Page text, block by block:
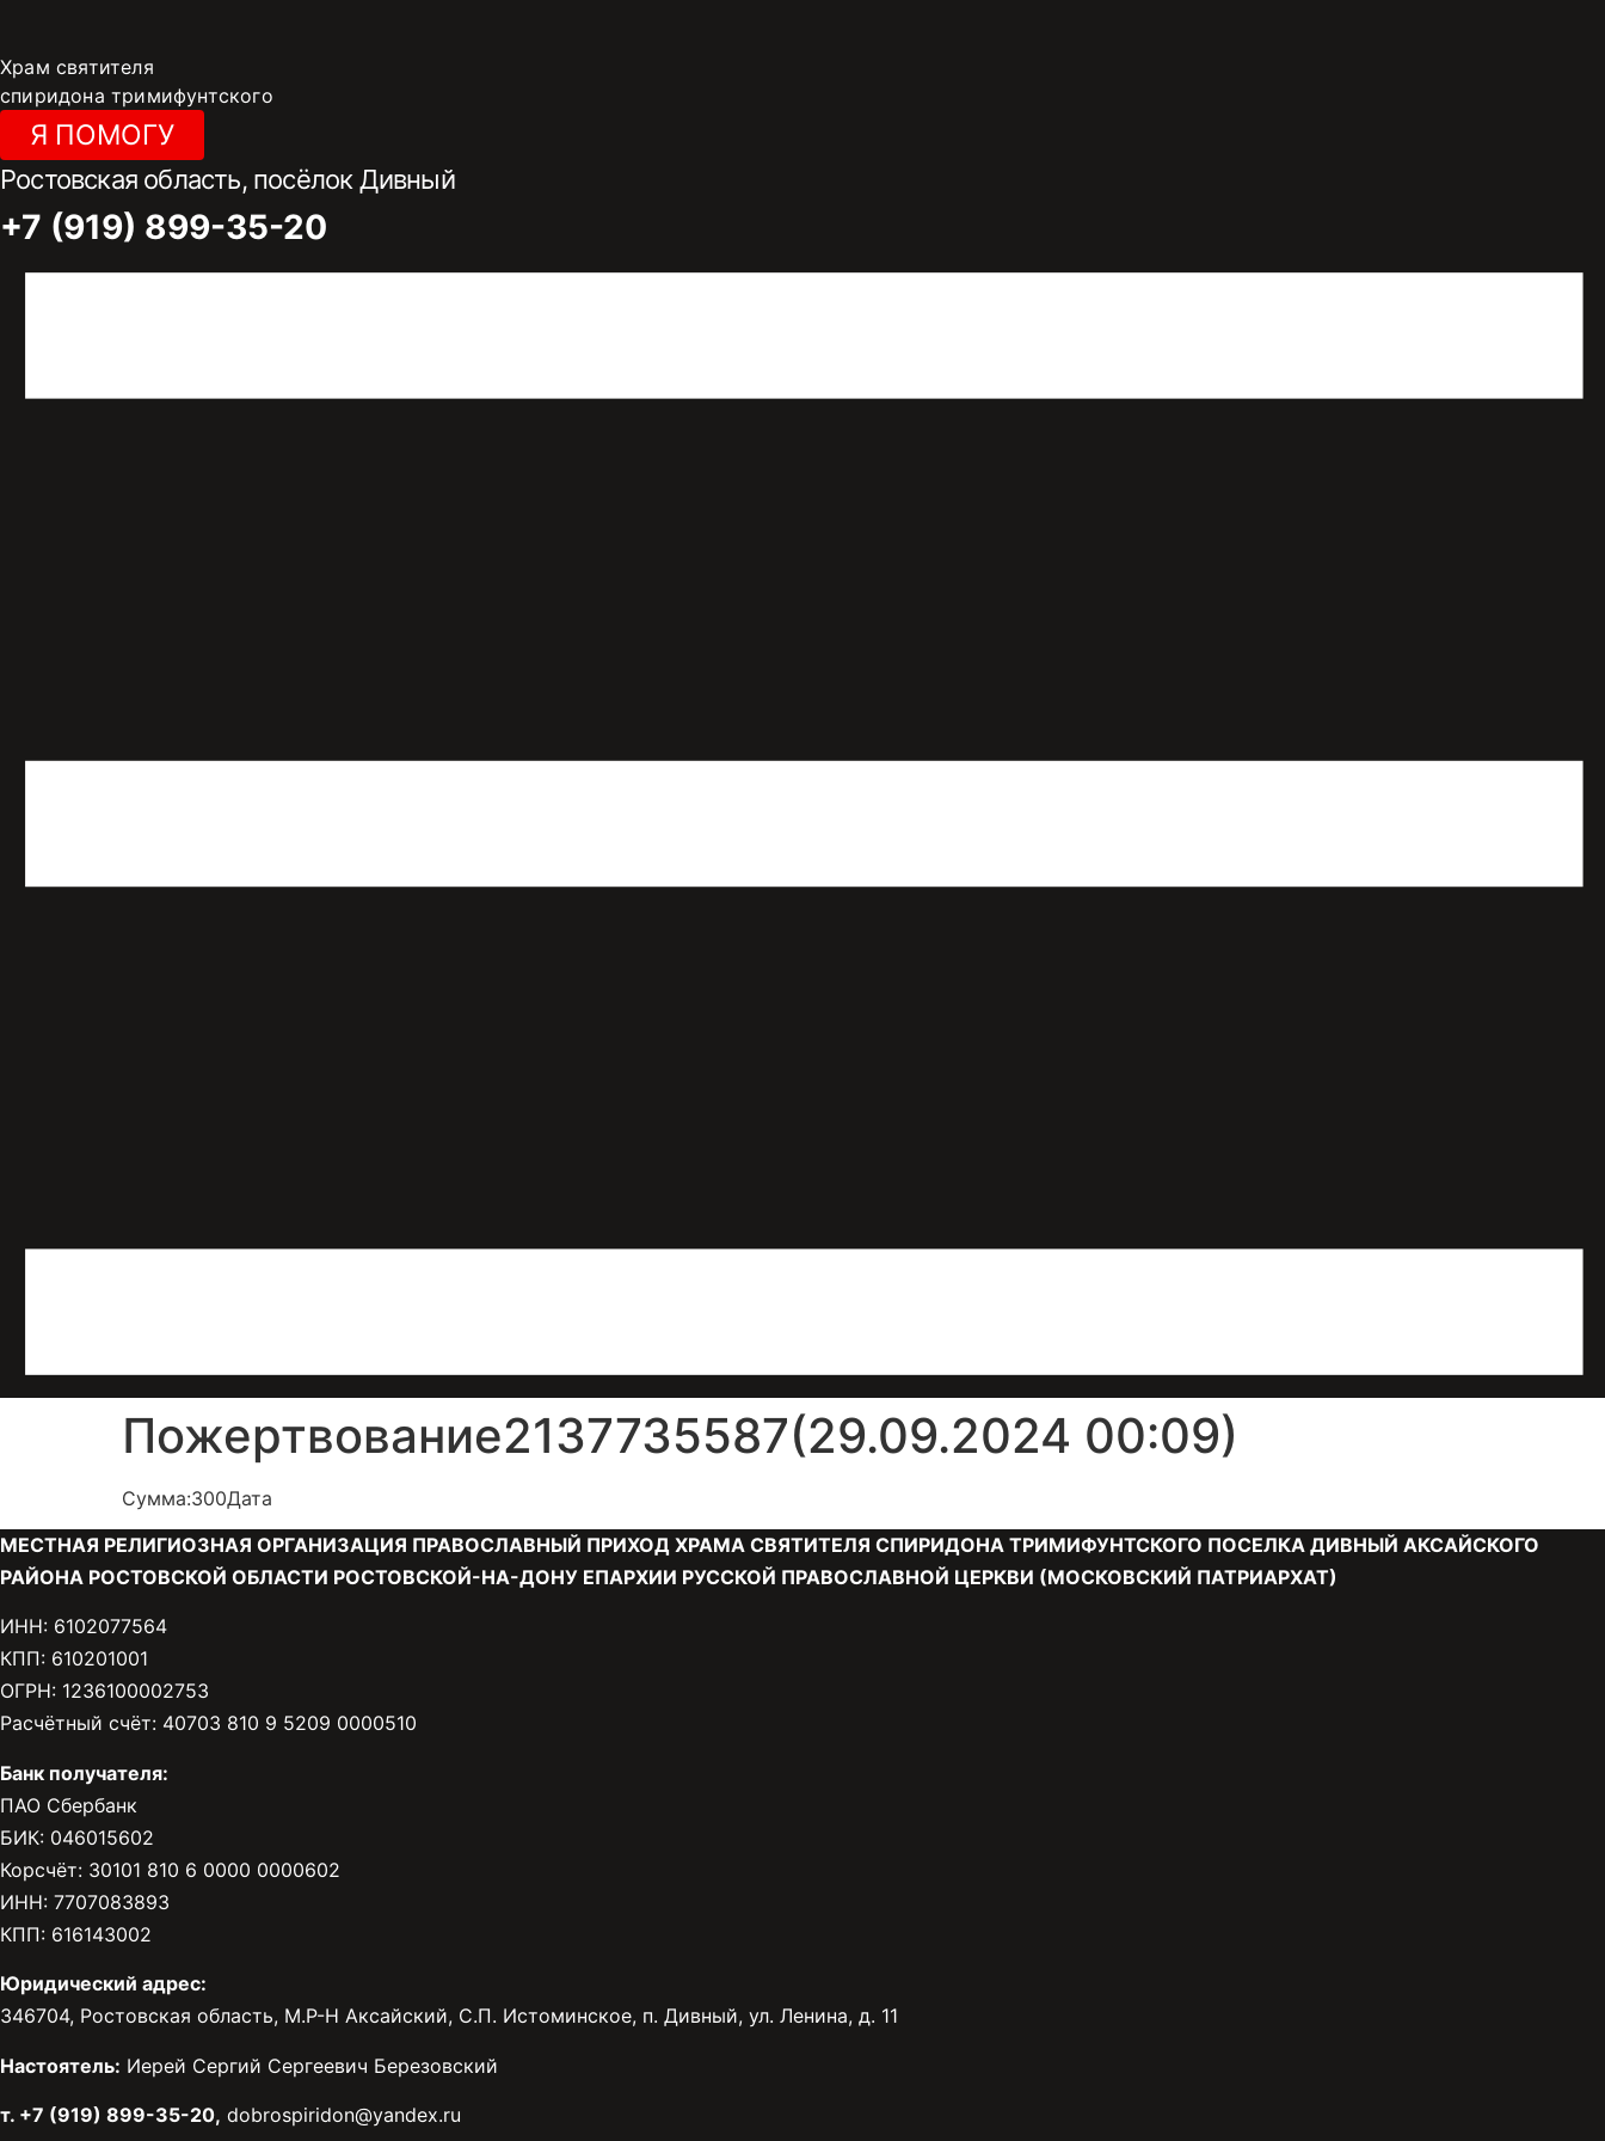
содержимому
Храм святителя
спиридона тримифунтского
Я ПОМОГУ
Ростовская область, посёлок Дивный
+7 (919) 899-35-20
Пожертвование2137735587(29.09.2024 00:09)
Сумма:300Дата
МЕСТНАЯ РЕЛИГИОЗНАЯ ОРГАНИЗАЦИЯ ПРАВОСЛАВНЫЙ ПРИХОД ХРАМА СВЯТИТЕЛЯ СПИРИДОНА ТРИМИФУНТСКОГО ПОСЕЛКА ДИВНЫЙ АКСАЙСКОГО
РАЙОНА РОСТОВСКОЙ ОБЛАСТИ РОСТОВСКОЙ-НА-ДОНУ ЕПАРХИИ РУССКОЙ ПРАВОСЛАВНОЙ ЦЕРКВИ (МОСКОВСКИЙ ПАТРИАРХАТ)
ИНН: 6102077564
КПП: 610201001
ОГРН: 1236100002753
Расчётный счёт: 40703 810 9 5209 0000510
Банк получателя:
ПАО Сбербанк
БИК: 046015602
Корсчёт: 30101 810 6 0000 0000602
ИНН: 7707083893
КПП: 616143002
Юридический адрес:
346704, Ростовская область, М.Р-Н Аксайский, С.П. Истоминское, п. Дивный, ул. Ленина, д. 11
Настоятель: Иерей Сергий Сергеевич Березовский
т. +7 (919) 899-35-20, dobrospiridon@yandex.ru